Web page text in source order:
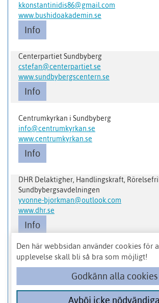
kkonstantinidis86@gmail.com
www.bushidoakademin.se
Info
Centerpartiet Sundbyberg
cstefan@centerpartiet.se
www.sundbybergscentern.se
Info
Centrumkyrkan i Sundbyberg
info@centrumkyrkan.se
www.centrumkyrkan.se
Info
DHR Delaktigher, Handlingskraft,
Sundbybergsavdelningen
yvonne-bjorkman@outlook.com
www.dhr.se
Info
Första Förra 1 2 3 4 5
Den här webbsidan använder cookies för
upplevelse skall bli så bra som möjligt!
Godkänn alla cookies
Avböj icke nödvändiga